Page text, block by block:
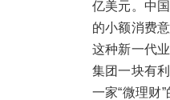
亿美元。中
的小额消费
这种新一代
集团一块有利
一家“微理财